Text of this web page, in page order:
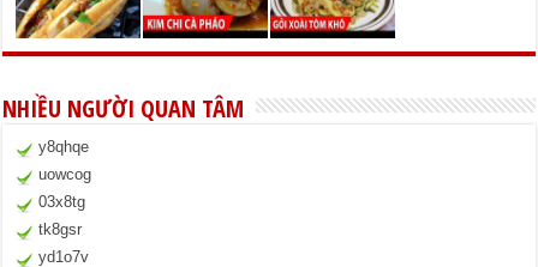
NHIỀU NGƯỜI QUAN TÂM
y8qhqe
uowcog
03x8tg
tk8gsr
yd1o7v